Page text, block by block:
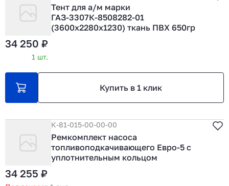
Тент для а/м марки
ГАЗ-3307К-8508282-01
(3600х2280х1230) ткань ПВХ 650гр
34 250 ₽
1 шт.
Купить в 1 клик
К-81-015-00-00-00
Ремкомплект насоса
топливоподкачивающего Евро-5 с
уплотнительным кольцом
34 255 ₽